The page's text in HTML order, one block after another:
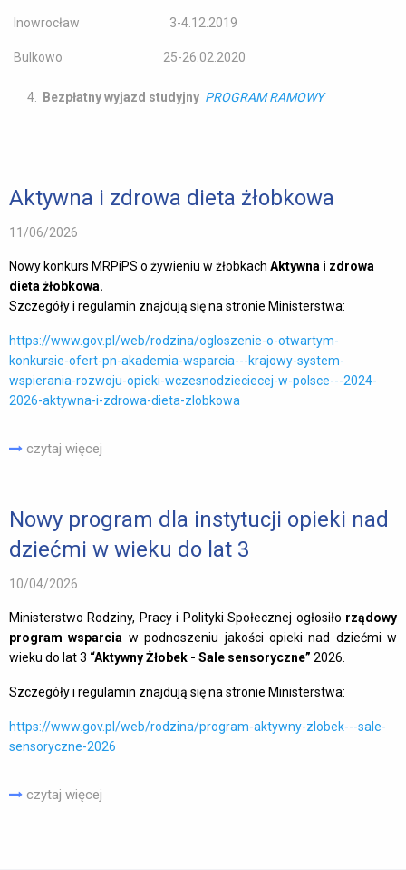
Inowrocław 3-4.12.2019
Bulkowo 25-26.02.2020
4. Bezpłatnywyjazd studyjny PROGRAM RAMOWY
Aktywna i zdrowa dieta żłobkowa
11/06/2026
Nowy konkurs MRPiPS o żywieniu w żłobkach Aktywna i zdrowa
dieta żłobkowa.
Szczegóły i regulamin znajdują się na stronie Ministerstwa:
https://www.gov.pl/web/rodzina/ogloszenie-o-otwartym-
konkursie-ofert-pn-akademia-wsparcia---krajowy-system-
wspierania-rozwoju-opieki-wczesnodzieciecej-w-polsce---2024-
2026-aktywna-i-zdrowa-dieta-zlobkowa
czytaj więcej
Nowy program dla instytucji opieki nad
dziećmi w wieku do lat 3
10/04/2026
Ministerstwo Rodziny, Pracy i Polityki Społecznej ogłosiło rządowy
program wsparcia w podnoszeniu jakości opieki nad dziećmi w
wieku do lat 3 “Aktywny Żłobek - Sale sensoryczne” 2026.
Szczegóły i regulamin znajdują się na stronie Ministerstwa:
https://www.gov.pl/web/rodzina/program-aktywny-zlobek---sale-
sensoryczne-2026
czytaj więcej